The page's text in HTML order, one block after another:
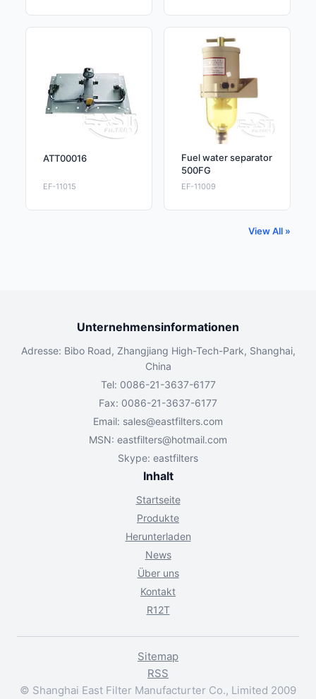
ATT00016
EF-11015
Fuel water separator
500FG
EF-11009
View All »
Unternehmensinformationen
Adresse: Bibo Road, Zhangjiang High-Tech-Park, Shanghai,
China
Tel: 0086-21-3637-6177
Fax: 0086-21-3637-6177
Email: sales@eastfilters.com
MSN: eastfilters@hotmail.com
Skype: eastfilters
Inhalt
Startseite
Produkte
Herunterladen
News
Über uns
Kontakt
R12T
Sitemap
RSS
© Shanghai East Filter Manufacturter Co., Limited 2009